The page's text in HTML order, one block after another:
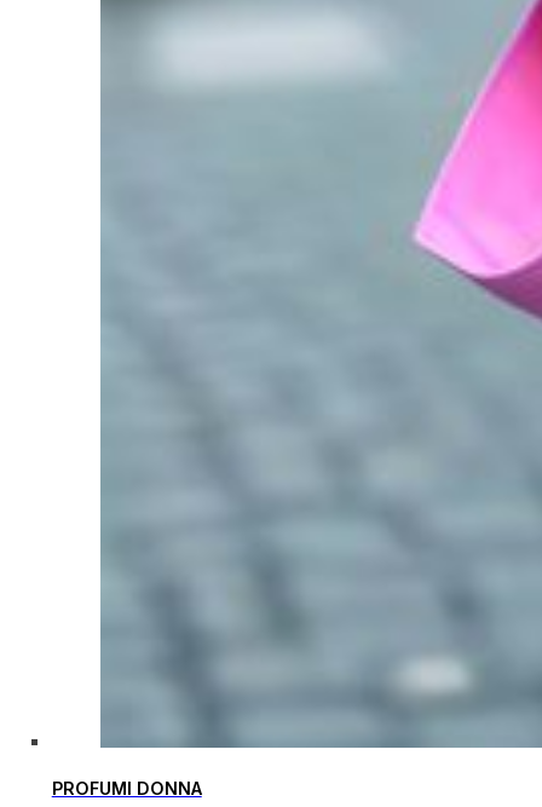
PROFUMI DONNA